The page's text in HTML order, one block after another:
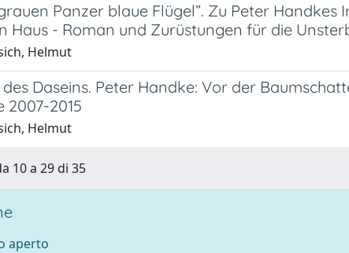
Panzer blaue Flügel”. Zu Peter Handkes
Haus - Roman und Zurüstungen für die
Helmut
Daseins. Peter Handke: Vor der
2007-2015
Helmut
10 a 29 di 35
aperto